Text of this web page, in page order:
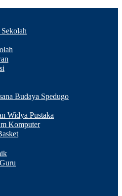
Budaya Spedugo
Widya Pustaka
Komputer